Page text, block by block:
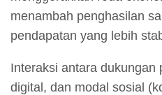
menambah penghasilan
pendapatan yang lebih
Interaksi antara dukungan
digital, dan modal sosial